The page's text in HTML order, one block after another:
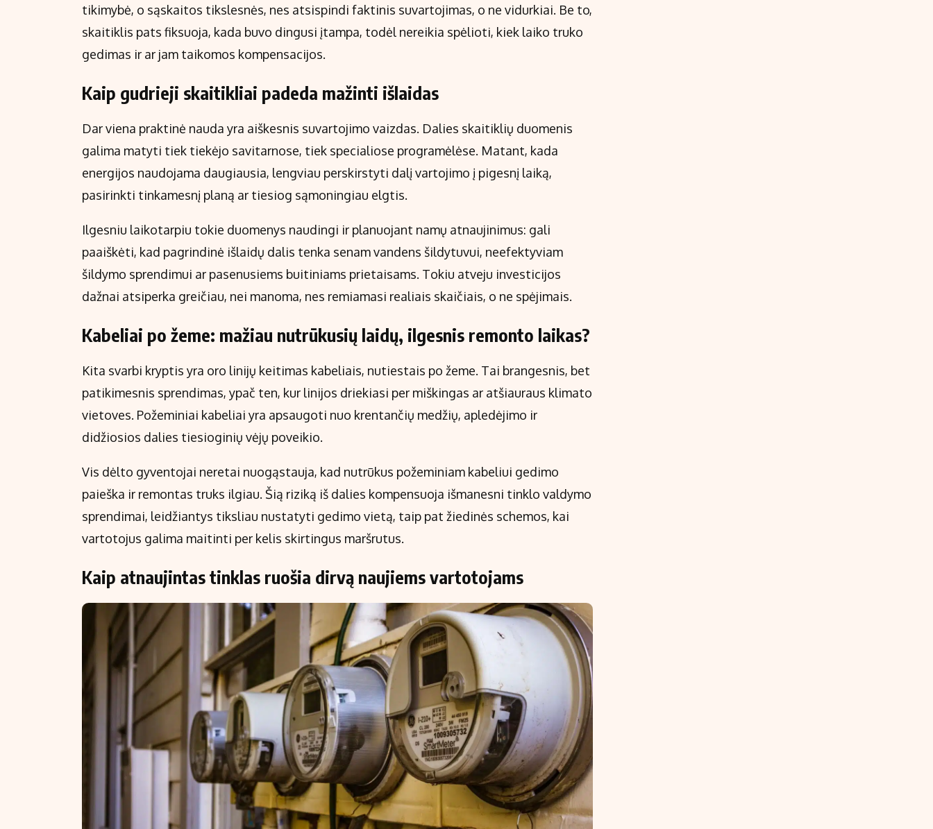
tikimybė, o sąskaitos tikslesnės, nes atsispindi faktinis suvartojimas, o ne vidurkiai. Be to,
skaitiklis pats fiksuoja, kada buvo dingusi įtampa, todėl nereikia spėlioti, kiek laiko truko
gedimas ir ar jam taikomos kompensacijos.
Kaip gudrieji skaitikliai padeda mažinti išlaidas
Dar viena praktinė nauda yra aiškesnis suvartojimo vaizdas. Dalies skaitiklių duomenis
galima matyti tiek tiekėjo savitarnose, tiek specialiose programėlėse. Matant, kada
energijos naudojama daugiausia, lengviau perskirstyti dalį vartojimo į pigesnį laiką,
pasirinkti tinkamesnį planą ar tiesiog sąmoningiau elgtis.
Ilgesniu laikotarpiu tokie duomenys naudingi ir planuojant namų atnaujinimus: gali
paaiškėti, kad pagrindinė išlaidų dalis tenka senam vandens šildytuvui, neefektyviam
šildymo sprendimui ar pasenusiems buitiniams prietaisams. Tokiu atveju investicijos
dažnai atsiperka greičiau, nei manoma, nes remiamasi realiais skaičiais, o ne spėjimais.
Kabeliai po žeme: mažiau nutrūkusių laidų, ilgesnis remonto laikas?
Kita svarbi kryptis yra oro linijų keitimas kabeliais, nutiestais po žeme. Tai brangesnis, bet
patikimesnis sprendimas, ypač ten, kur linijos driekiasi per miškingas ar atšiauraus klimato
vietoves. Požeminiai kabeliai yra apsaugoti nuo krentančių medžių, apledėjimo ir
didžiosios dalies tiesioginių vėjų poveikio.
Vis dėlto gyventojai neretai nuogąstauja, kad nutrūkus požeminiam kabeliui gedimo
paieška ir remontas truks ilgiau. Šią riziką iš dalies kompensuoja išmanesni tinklo valdymo
sprendimai, leidžiantys tiksliau nustatyti gedimo vietą, taip pat žiedinės schemos, kai
vartotojus galima maitinti per kelis skirtingus maršrutus.
Kaip atnaujintas tinklas ruošia dirvą naujiems vartotojams